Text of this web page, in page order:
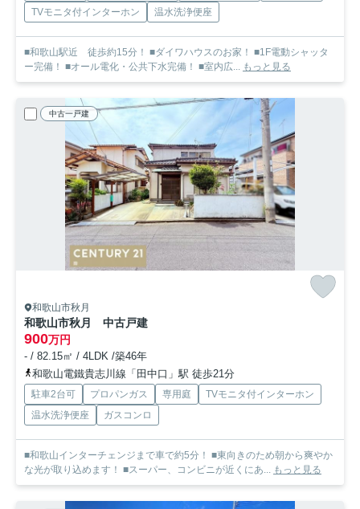
TVモニタ付インターホン
温水洗浄便座
■和歌山駅近 徒歩約15分！ ■ダイワハウスのお家！ ■1F電動シャッタ
ー完備！ ■オール電化・公共下水完備！ ■室内広...
もっと見る
中古一戸建
和歌山市秋月
和歌山市秋月 中古戸建
900万円
- / 82.15㎡ / 4LDK /築46年
和歌山電鐵貴志川線「田中口」駅 徒歩21分
駐車2台可 プロパンガス 専用庭
TVモニタ付インターホン
温水洗浄便座
ガスコンロ
■和歌山インターチェンジまで車で約5分！ ■東向きのため朝から爽やか
な光が取り込めます！ ■スーパー、コンビニが近くにあ...
もっと見る